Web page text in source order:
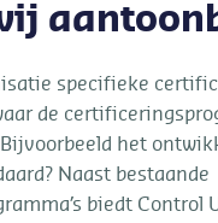
specifieke
de
het
Naast bestaande
biedt Control